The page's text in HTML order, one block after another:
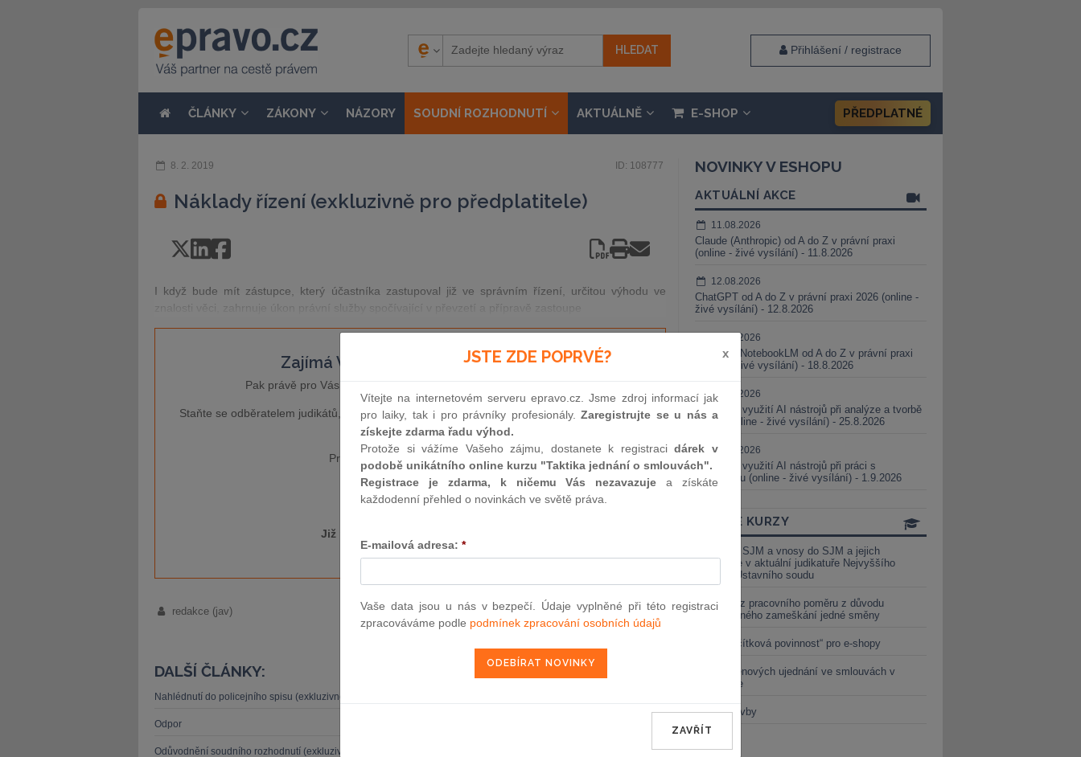
Přihlášení / registrace
ČLÁNKY ZÁKONY NÁZORY SOUDNÍ ROZHODNUTÍ AKTUÁLNĚ E-SHOP PŘEDPLATNÉ
8. 2. 2019 ID: 108777
Náklady řízení (exkluzivně pro předplatitele)
I když bude mít zástupce, který účastníka zastupoval již ve správním řízení, určitou výhodu ve
znalosti věci, zahrnuje úkon právní služby spočívající v převzetí a přípravě zastoupe
Zajímá Vás tento aktuální judikát?
Pak právě pro Vás je určena naše služba „
Staňte se odběratelem judikátů, které jsou určené pouze předplatitelům a nejsou přístupné
veřejně.
Pro více informací navštivte náš
E-SHOP
Již mám předplatné -
redakce (jav) 8. 2. 2019
DALŠÍ ČLÁNKY:
Nahlédnutí do policejního spisu (exkluzivně pro předplatitele)
Odpor
Odůvodnění soudního rozhodnutí (exkluzivně pro předplatitele)
NOVINKY V ESHOPU
AKTUÁLNÍ AKCE
11.08.2026
Claude (Anthropic) od A do Z v právní praxi
(online - živé vysílání) - 11.8.2026
12.08.2026
ChatGPT od A do Z v právní praxi 2026 (online -
živé vysílání) - 12.8.2026
18.08.2026
Gemini a NotebookLM od A do Z v právní praxi
(online - živé vysílání) - 18.8.2026
25.08.2026
Praktické využití AI nástrojů při analýze a tvorbě
smluv (online - živé vysílání) - 25.8.2026
01.09.2026
Praktické využití AI nástrojů při práci s
judikaturou (online - živé vysílání) - 1.9.2026
ONLINE KURZY
Vnosy ze SJM a vnosy do SJM a jejich
valorizace v aktuální judikatuře Nejvyššího
soudu a Ústavního soudu
Výpověď z pracovního poměru z důvodu
neomluveného zameškání jedné směny
Nová „tlačítková povinnost“ pro e-shopy
Změna cenových ujednání ve smlouvách v
energetice
Černé stavby
JSTE ZDE POPRVÉ? x
Vítejte na internetovém serveru epravo.cz. Jsme zdroj informací jak
pro laiky, tak i pro právníky profesionály.Zaregistrujte se u nás a
získejte zdarma řadu výhod.
Protože si vážíme Vašeho zájmu, dostanete k registracidárek v
podobě unikátního online kurzu "Taktika jednání o smlouvách".
Registrace je zdarma, k ničemu Vás nezavazuje a získáte
každodenní přehled o novinkách ve světě práva.
E-mailová adresa: *
Vaše data jsou u nás v bezpečí. Údaje vyplněné při této registraci
zpracováváme podle podmínek zpracování osobních údajů
ZAVŘÍT